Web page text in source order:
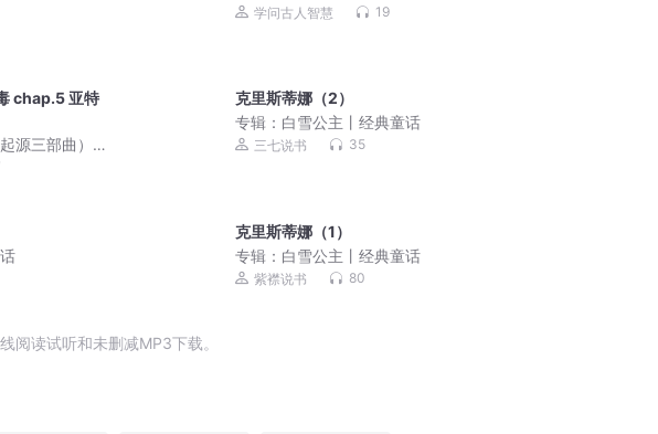
学问古人智慧 19
chap.5 亚特
源三部曲）|
克里斯蒂娜（2）
专辑： 白雪公主丨经典童话
三七说书 35
克里斯蒂娜（1）
专辑： 白雪公主丨经典童话
紫襟说书 80
阅读试听和未删减MP3下载。